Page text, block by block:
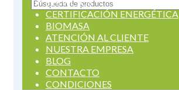
Buscar
por: CERTIFICACIÓN ENERGÉTICA
BIOMASA
ATENCIÓN AL CLIENTE
NUESTRA EMPRESA
BLOG
CONTACTO
CONDICIONES